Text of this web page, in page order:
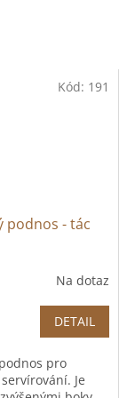
podnos - tác
Na dotaz
DETAIL
pro
Je
Kód: 191